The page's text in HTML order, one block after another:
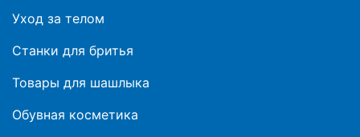
Уход за телом
Станки для бритья
Товары для шашлыка
Обувная косметика